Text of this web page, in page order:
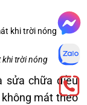
khi trời nóng
sửa chữa điều
mát theo